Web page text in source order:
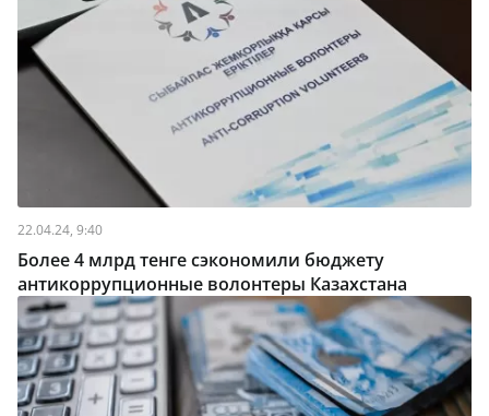
22.04.24, 9:40
Более 4 млрд тенге сэкономили бюджету
антикоррупционные волонтеры Казахстана